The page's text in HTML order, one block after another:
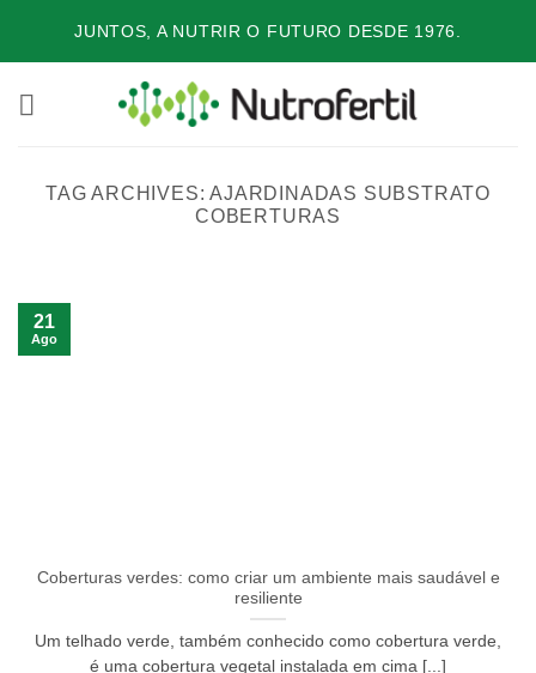
JUNTOS, A NUTRIR O FUTURO DESDE 1976.
TAG ARCHIVES:AJARDINADAS SUBSTRATO
COBERTURAS
Coberturas verdes: como criar um ambiente mais saudável e
resiliente
Um telhado verde, também conhecido como cobertura verde,
é uma cobertura vegetal instalada em cima [...]
21
Ago